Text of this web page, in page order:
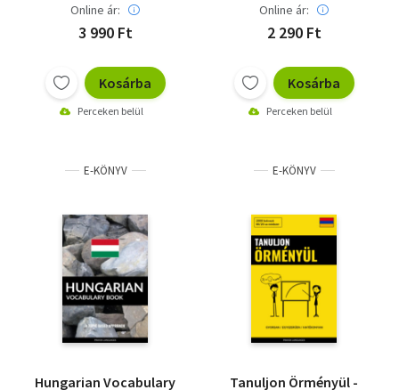
Online ár:
3 990 Ft
Kosárba
Perceken belül
Online ár:
2 290 Ft
Kosárba
Perceken belül
E-KÖNYV
Hungarian Vocabulary
E-KÖNYV
Tanuljon Örményül -